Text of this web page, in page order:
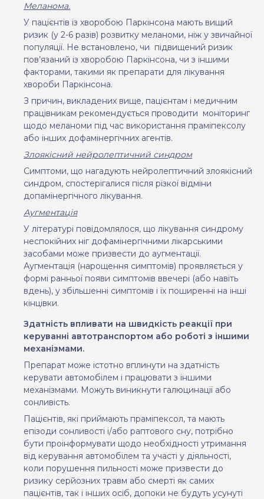
Меланома.
У пацієнтів із хворобою Паркінсона мають вищий
ризик (у 2-6 разів) розвитку меланоми, ніж у звичайної
популяції. Не встановлено, чи підвищений ризик
пов’язаний із хворобою Паркінсона, чи з іншими
факторами, такими як препарати для лікування
хвороби Паркінсона.
З причин, викладених вище, пацієнтам і медичним
працівникам рекомендується проводити моніторинг
щодо меланоми під час використання праміпексолу
або інших дофамінергічних агентів.
Злоякісний нейролептичний синдром
Симптоми, що нагадують нейролептичний злоякісний
синдром, спостерігалися після різкої відміни
допамінергічного лікування.
Аугментація
У літературі повідомлялося, що лікування синдрому
неспокійних ніг дофамінергічними лікарськими
засобами може призвести до аугментації.
Аугментація (нарощення симптомів) проявляється у
формі ранньої появи симптомів ввечері (або навіть
вдень), у збільшенні симптомів і їх поширенні на інші
кінцівки.
Здатність впливати на швидкість реакції при
керуванні автотранспортом або роботі з іншими
механізмами.
Препарат може істотно вплинути на здатність
керувати автомобілем і працювати з іншими
механізмами. Можуть виникнути галюцинації або
сонливість.
Пацієнтів, які приймають праміпексол, та мають
епізоди сонливості і/або раптового сну, потрібно
бути проінформувати щодо необхідності утримання
від керування автомобілем та участі у діяльності,
коли порушення пильності може призвести до
ризику серйозних травм або смерті як самих
пацієнтів, так і інших осіб, допоки не будуть усунуті